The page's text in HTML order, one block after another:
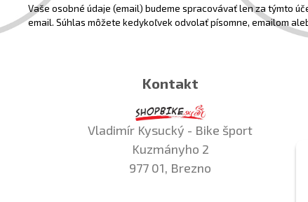
Vaše osobné údaje (email) budeme spracovávať len za týmto
email. Súhlas môžete kedykoľvek odvolať písomne, emailom
Kontakt
Vladimír Kysucký - Bike šport
Kuzmányho 2
977 01, Brezno